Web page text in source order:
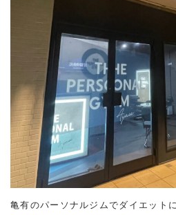
亀有のパーソナルジムでダイエット